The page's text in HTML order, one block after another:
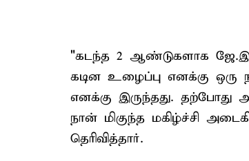
"கடந்த 2 ஆண்டுகளாக
கடின உழைப்பு எனக்கு ஒரு
எனக்கு இருந்தது. தற்போது
நான் மிகுந்த மகிழ்ச்சி
தெரிவித்தார்.